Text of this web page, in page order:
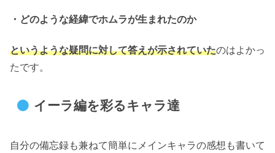
・どのような経緯でホムラが生まれたのか
というような疑問に対して答えが示されていたのはよかっ
たです。
イーラ編を彩るキャラ達
自分の備忘録も兼ねて簡単にメインキャラの感想も書いて